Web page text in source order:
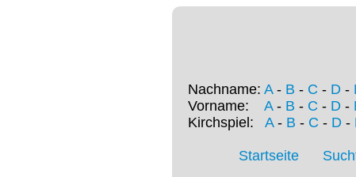
Nachname: A- B - C - D -
Vorname: A- B - C - D -
Kirchspiel: A- B - C - D-
Startseite